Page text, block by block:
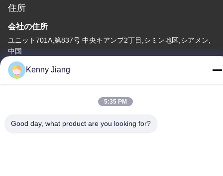
住所
会社の住所
ユニット701A,第837号 中央キアンプ2丁目,シミン地区,シアメン,
中国
工場住所
第72号 ユンジュン道路 武峰村 崇武町 泉州市 福建市
Kenny Jiang
5:35 PM
Good day, what product are you looking for?